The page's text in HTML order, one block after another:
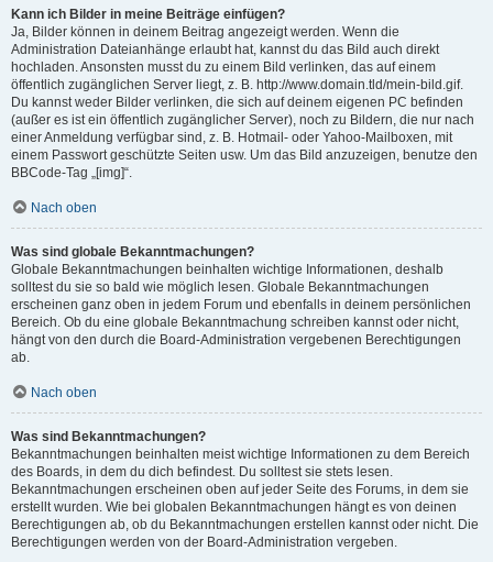
Kann ich Bilder in meine Beiträge einfügen?
Ja, Bilder können in deinem Beitrag angezeigt werden. Wenn die
Administration Dateianhänge erlaubt hat, kannst du das Bild auch direkt
hochladen. Ansonsten musst du zu einem Bild verlinken, das auf einem
öffentlich zugänglichen Server liegt, z. B. http://www.domain.tld/mein-bild.gif.
Du kannst weder Bilder verlinken, die sich auf deinem eigenen PC befinden
(außer es ist ein öffentlich zugänglicher Server), noch zu Bildern, die nur nach
einer Anmeldung verfügbar sind, z. B. Hotmail- oder Yahoo-Mailboxen, mit
einem Passwort geschützte Seiten usw. Um das Bild anzuzeigen, benutze den
BBCode-Tag „[img]“.
Nach oben
Was sind globale Bekanntmachungen?
Globale Bekanntmachungen beinhalten wichtige Informationen, deshalb
solltest du sie so bald wie möglich lesen. Globale Bekanntmachungen
erscheinen ganz oben in jedem Forum und ebenfalls in deinem persönlichen
Bereich. Ob du eine globale Bekanntmachung schreiben kannst oder nicht,
hängt von den durch die Board-Administration vergebenen Berechtigungen
ab.
Nach oben
Was sind Bekanntmachungen?
Bekanntmachungen beinhalten meist wichtige Informationen zu dem Bereich
des Boards, in dem du dich befindest. Du solltest sie stets lesen.
Bekanntmachungen erscheinen oben auf jeder Seite des Forums, in dem sie
erstellt wurden. Wie bei globalen Bekanntmachungen hängt es von deinen
Berechtigungen ab, ob du Bekanntmachungen erstellen kannst oder nicht. Die
Berechtigungen werden von der Board-Administration vergeben.